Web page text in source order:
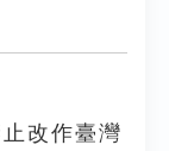
改作臺灣